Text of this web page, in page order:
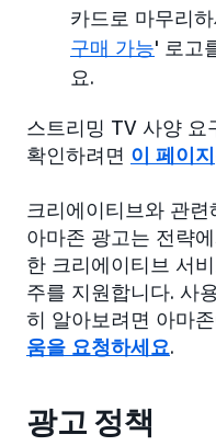
카드로 마무리
구매 가능' 로고
요.
스트리밍 TV 사양 요
확인하려면 이 페이지
크리에이티브와 관
아마존 광고는 전략
한 크리에이티브 서
주를 지원합니다. 사
히 알아보려면 아마
움을 요청하세요.
광고 정책